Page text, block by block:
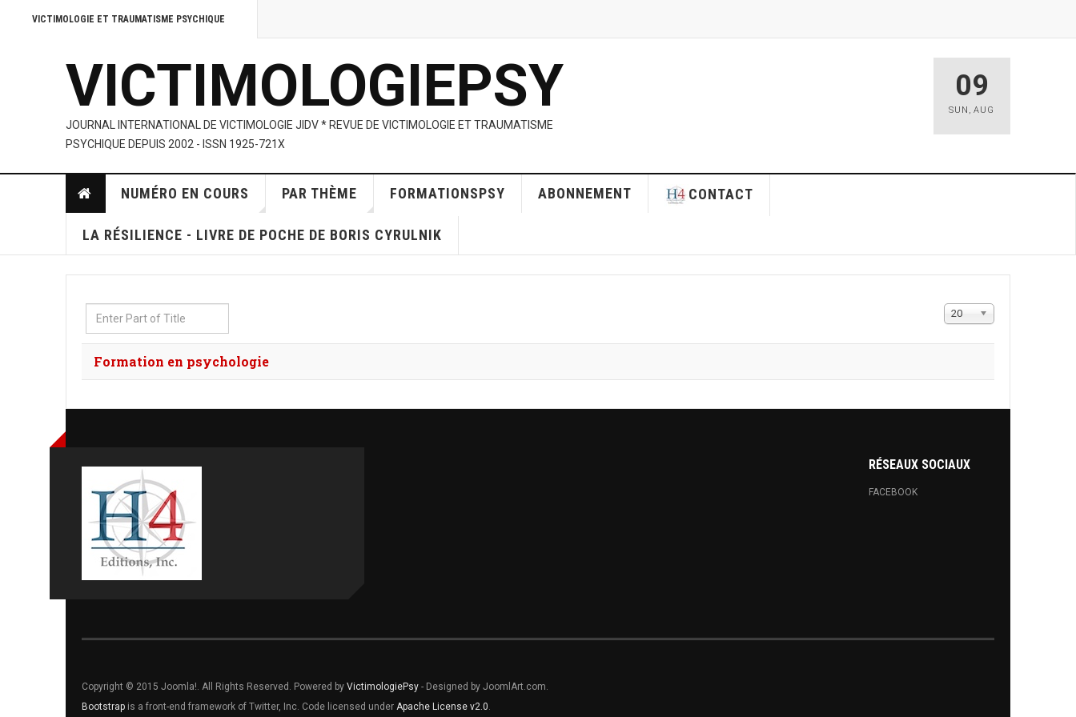
VICTIMOLOGIE ET TRAUMATISME PSYCHIQUE
VICTIMOLOGIEPSY
JOURNAL INTERNATIONAL DE VICTIMOLOGIE JIDV * REVUE DE VICTIMOLOGIE ET TRAUMATISME
PSYCHIQUE DEPUIS 2002 - ISSN 1925-721X
09
SUN ,AUG
NUMÉRO EN COURS PAR THÈME FORMATIONSPSY ABONNEMENT CONTACT
LA RÉSILIENCE - LIVRE DE POCHE DE BORIS CYRULNIK
Enter
Part
Title
Display
20
Formation en psychologie
RÉSEAUX SOCIAUX
FACEBOOK
Copyright © 2015 Joomla!. All Rights Reserved. Powered by VictimologiePsy - Designed by JoomlArt.com.
Bootstrap is a front-end framework of Twitter, Inc. Code licensed under Apache License v2.0.